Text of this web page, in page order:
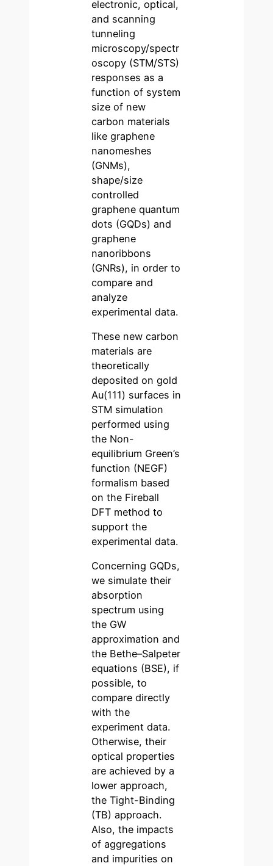
electronic, optical,
and scanning
tunneling
microscopy/spectr
oscopy (STM/STS)
responses as a
function of system
size of new
carbon materials
like graphene
nanomeshes
(GNMs),
shape/size
controlled
graphene quantum
dots (GQDs) and
graphene
nanoribbons
(GNRs), in order to
compare and
analyze
experimental data.
These new carbon
materials are
theoretically
deposited on gold
Au(111) surfaces in
STM simulation
performed using
the Non-
equilibrium Green’s
function (NEGF)
formalism based
on the Fireball
DFT method to
support the
experimental data.
Concerning GQDs,
we simulate their
absorption
spectrum using
the GW
approximation and
the Bethe–Salpeter
equations (BSE), if
possible, to
compare directly
with the
experiment data.
Otherwise, their
optical properties
are achieved by a
lower approach,
the Tight-Binding
(TB) approach.
Also, the impacts
of aggregations
and impurities on